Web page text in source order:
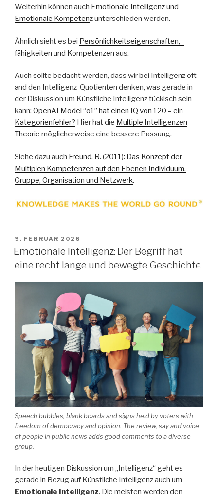
Weiterhin können auch Emotionale Intelligenz und
Emotionale Kompetenz unterschieden werden.
Ähnlich sieht es bei Persönlichkeitseigenschaften, -
fähigkeiten und Kompetenzen aus.
Auch sollte bedacht werden, dass wir bei Intelligenz oft
and den Intelligenz-Quotienten denken, was gerade in
der Diskussion um Künstliche Intelligenz tückisch sein
kann: OpenAI Model “o1” hat einen IQ von 120 – ein
Kategorienfehler? Hier hat die Multiple Intelligenzen
Theorie möglicherweise eine bessere Passung.
Siehe dazu auch Freund, R. (2011): Das Konzept der
Multiplen Kompetenzen auf den Ebenen Individuum,
Gruppe, Organisation und Netzwerk.
VERÖFFENTLICHT
AM
9. FEBRUAR 2026
Emotionale Intelligenz: Der Begriff hat
eine recht lange und bewegte Geschichte
Speech bubbles, blank boards and signs held by voters with
freedom of democracy and opinion. The review, say and voice
of people in public news adds good comments to a diverse
group.
In der heutigen Diskussion um „Intelligenz“ geht es
gerade in Bezug auf Künstliche Intelligenz auch um
Emotionale Intelligenz. Die meisten werden den